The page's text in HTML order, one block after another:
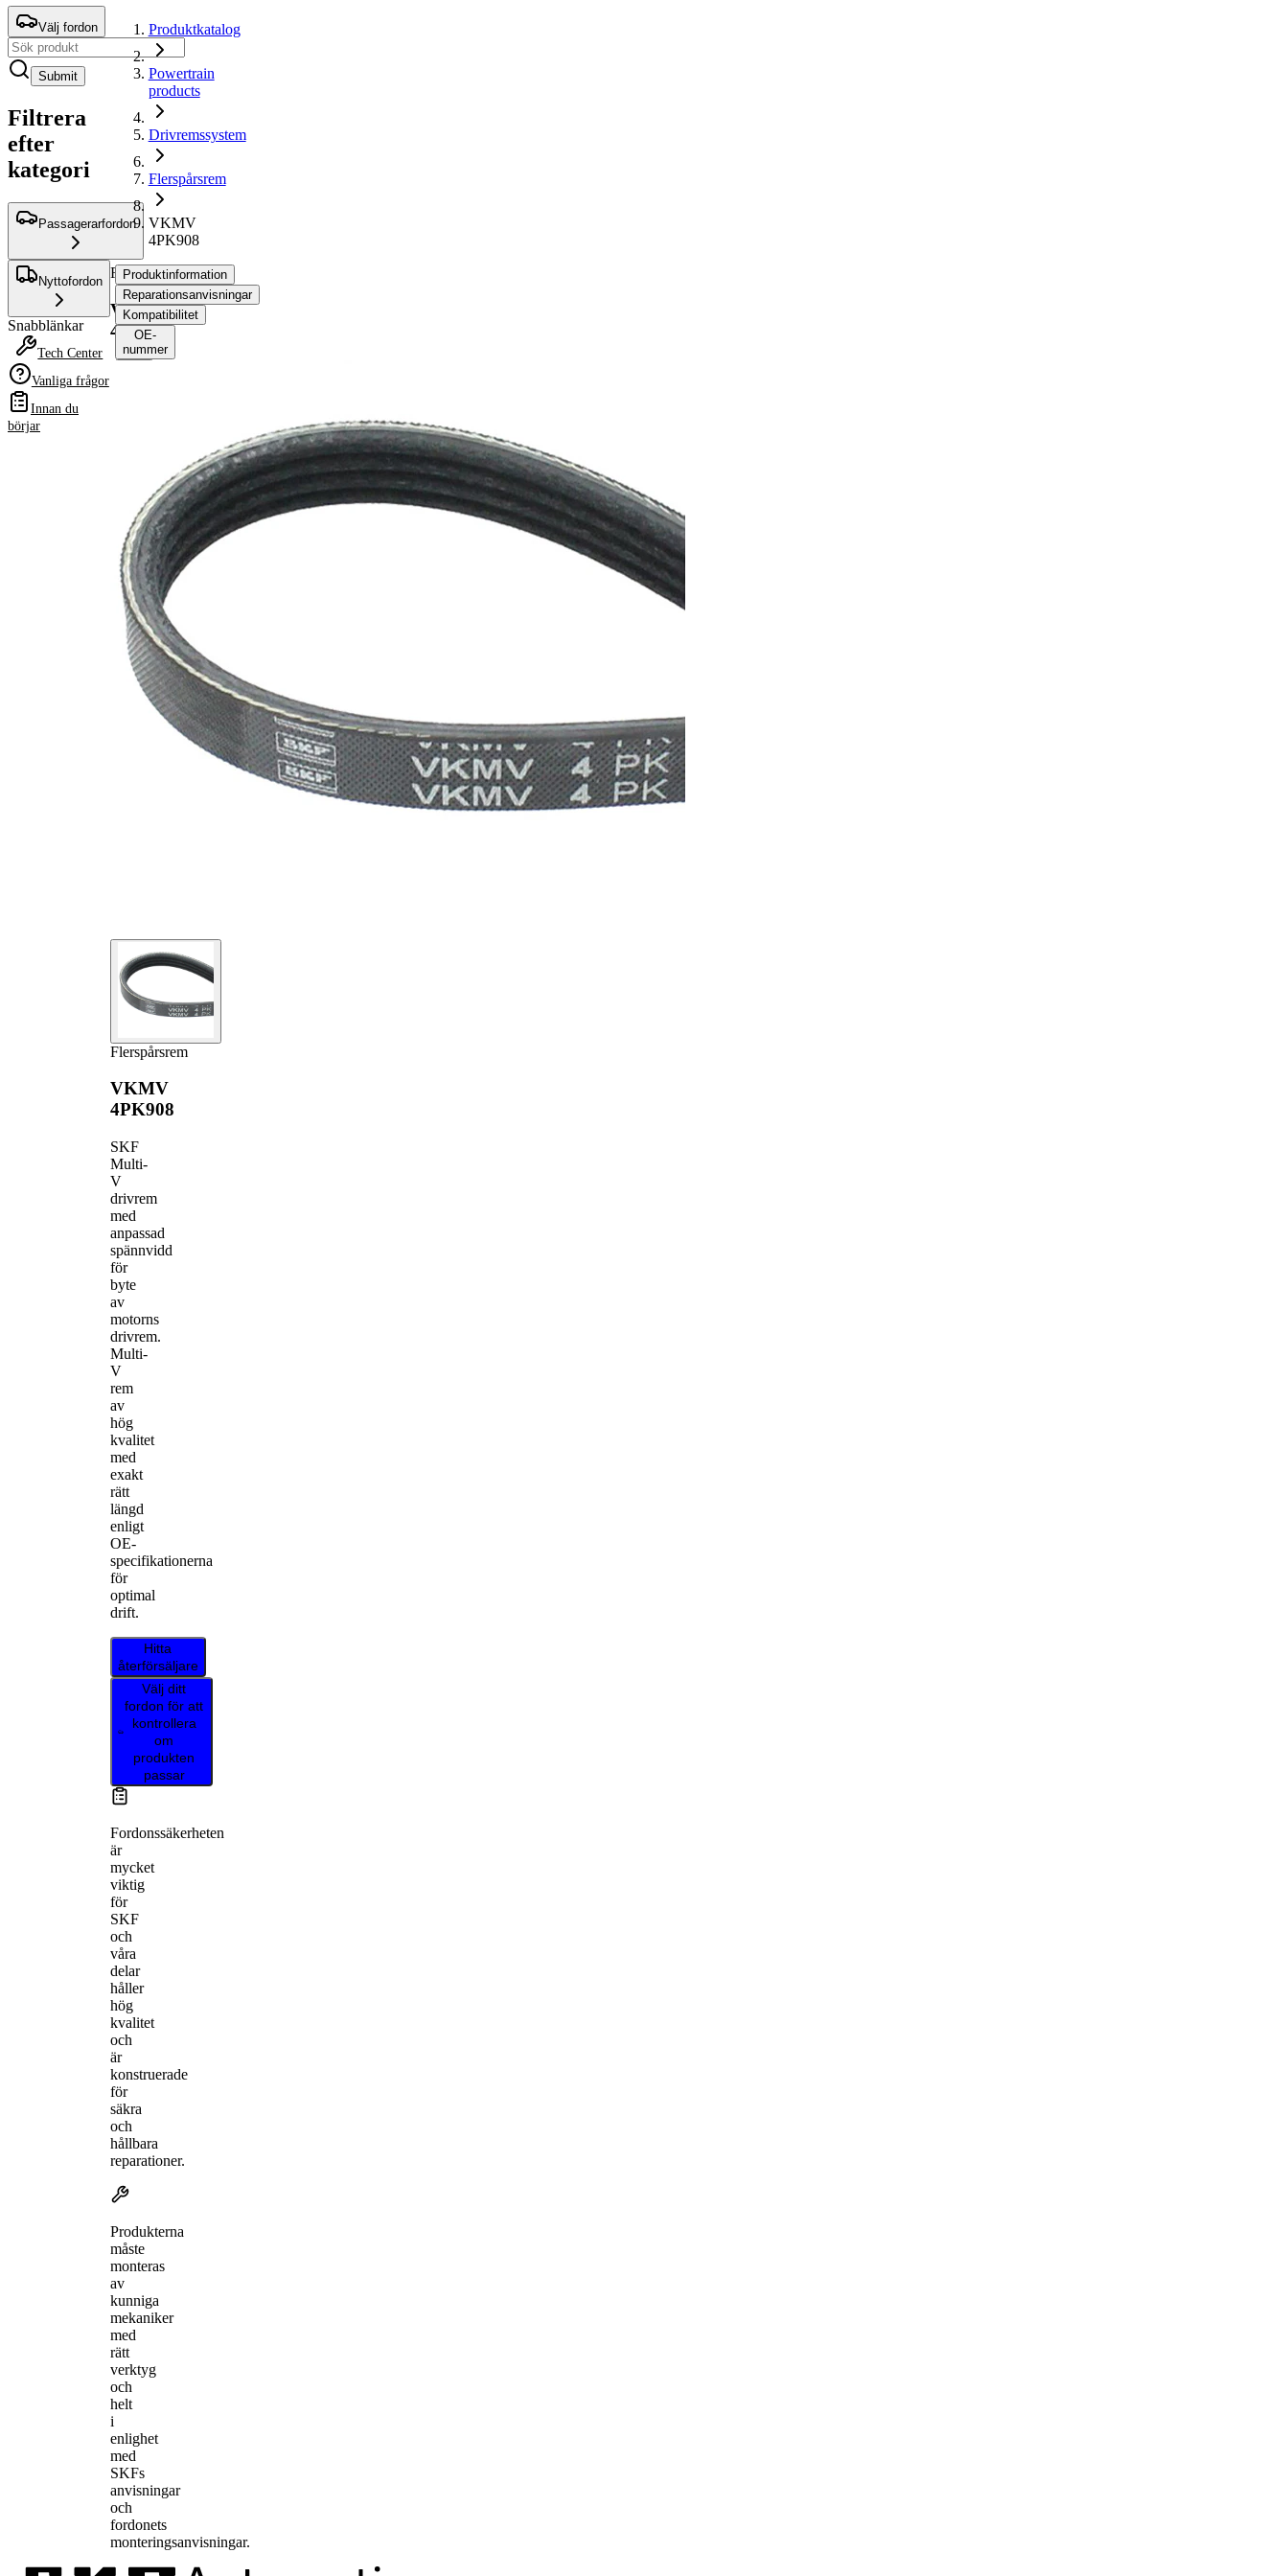
Välj fordon
Submit
Filtrera
efter
kategori
Passagerarfordon
Nyttofordon
Snabblänkar
Tech Center
Vanliga frågor
Innan du
börjar
Produktkatalog
Powertrain
products
Drivremssystem
Flerspårsrem
VKMV
4PK908
Flerspårsrem
VKMV
4PK908
Flerspårsrem
VKMV
4PK908
SKF
Multi-
V
drivrem
med
anpassad
spännvidd
för
byte
av
motorns
drivrem.
Multi-
V
rem
av
hög
kvalitet
med
exakt
rätt
längd
enligt
OE-
specifikationerna
för
optimal
drift.
Hitta
återförsäljare
Välj ditt
fordon för att
kontrollera
om
produkten
passar
Fordonssäkerheten
är
mycket
viktig
för
SKF
och
våra
delar
håller
hög
kvalitet
och
är
konstruerade
för
säkra
och
hållbara
reparationer.
Produkterna
måste
monteras
av
kunniga
mekaniker
med
rätt
verktyg
och
helt
i
enlighet
med
SKFs
anvisningar
och
fordonets
monteringsanvisningar.
Produktinformation
Reparationsanvisningar
Kompatibilitet
OE-
nummer
908 mm
14,24 mm
svart
Ribbantal
4
SVHC
Inga SVHC-
substanser
tillhanda!
Remmaterial